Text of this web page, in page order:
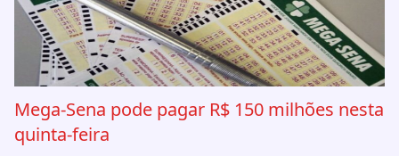
Mega-Sena pode pagar R$ 150 milhões nesta
quinta-feira